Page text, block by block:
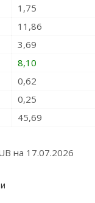
1,75
11,86
3,69
8,10
0,62
0,25
45,69
на 17.07.2026